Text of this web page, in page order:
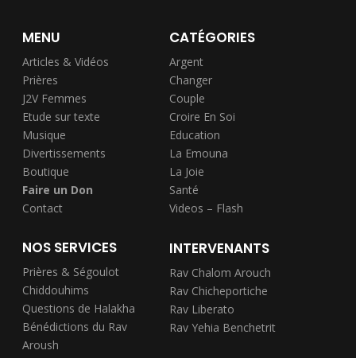
MENU
Articles & Vidéos
Prières
J2V Femmes
Etude sur texte
Musique
Divertissements
Boutique
Faire un Don
Contact
CATÉGORIES
Argent
Changer
Couple
Croire En Soi
Education
La Emouna
La Joie
Santé
Videos – Flash
NOS SERVICES
Prières & Ségoulot
Chiddouhims
Questions de Halakha
Bénédictions du Rav
Aroush
INTERVENANTS
Rav Chalom Arouch
Rav Chicheportiche
Rav Liberato
Rav Yehia Benchetrit